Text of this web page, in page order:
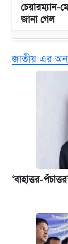
চেয়ারম্যান-
জানা গেল
ভাতা
ঢাবির
দেশের
‘গুলশানের
খান
ভাতা-
আজ
জাতীয় এর
‘বাহাত্তর-